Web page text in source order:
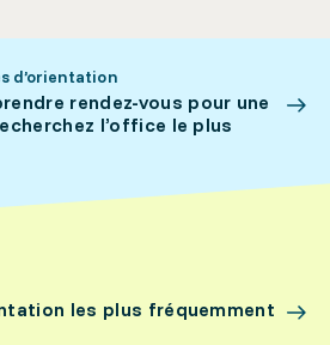
d’orientation
rendez-vous pour une
l’office le plus
les plus fréquemment